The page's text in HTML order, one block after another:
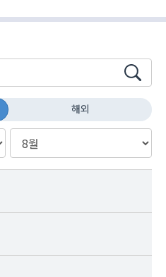
해외